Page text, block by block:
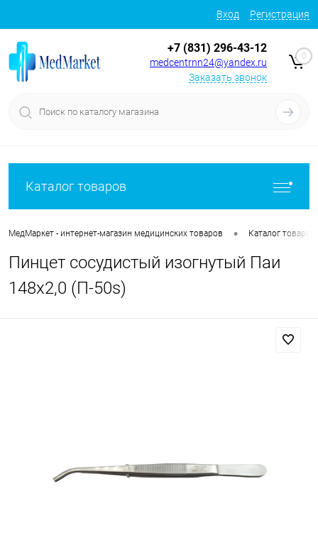
Вход Регистрация
+7 (831) 296-43-12
medcentrnn24@yandex.ru
Заказать звонок
0
Каталог товаров
МедМаркет - интернет-магазин медицинских товаров • Каталог товаров
Пинцет сосудистый изогнутый Паи
148х2,0 (П-50s)